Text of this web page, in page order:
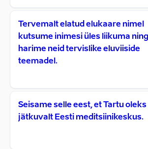
Tervemalt elatud elukaare nimel
kutsume inimesi üles liikuma ning
harime neid tervislike eluviiside
teemadel.
Seisame selle eest, et Tartu oleks
jätkuvalt Eesti meditsiinikeskus.